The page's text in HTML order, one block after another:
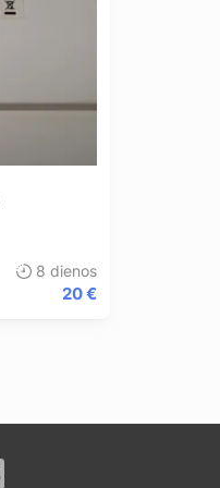
8 dienos
20 €